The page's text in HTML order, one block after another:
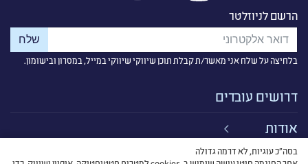
הרשם לניוזלטר
בלחיצה על שלח אני מאשר/ת קבלת תוכן שיווקי שיווקי במייל, במסרון ובישומון.
דרושים עובדים
אודות
קישורים
בסה״כ עוגיות, לא דרמה גדולה